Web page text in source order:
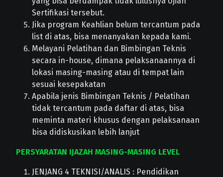
Sertifikasi tersebut.
Jika program Keahlian belum tercantum pada
list di atas, bisa menanyakan kepada kami.
Melayani Pelatihan dan Bimbingan Teknis
secara in-house, dimana pelaksanaannya di
lokasi masing-masing atau di tempat lain
sesuai kesepakatan
Apabila jenis Bimbingan Teknis / Pelatihan
tidak tercantum pada daftar di atas, bisa
meminta materi khusus dengan pelaksanaan
bisa didiskusikan lebih lanjut
PERSYARATAN IJAZAH MASING-MASING LEVEL
JENJANG 4 TEKNISI/ANALIS : Pendidikan